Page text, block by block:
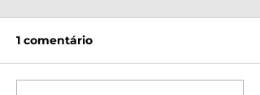
1 comentário